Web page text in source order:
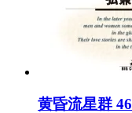
黄昏流星群 46